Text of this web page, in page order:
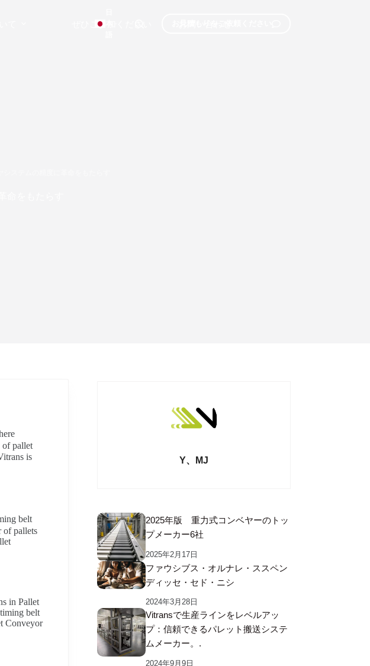
ぜひご参加ください
of pallet
is
belt
of pallets
in Pallet
belt
Conveyor
Y、MJ
2025年版 重力式コンベヤーのトッ
プメーカー6社
2025年2月17日
ファウシブス・オルナレ・ススペン
ディッセ・セド・ニシ
2024年3月28日
Vitransで生産ラインをレベルアッ
プ：信頼できるパレット搬送システ
ムメーカー。.
2024年9月9日